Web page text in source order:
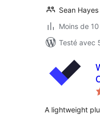
Sean Hayes
Moins de
Testé avec
A lightweight